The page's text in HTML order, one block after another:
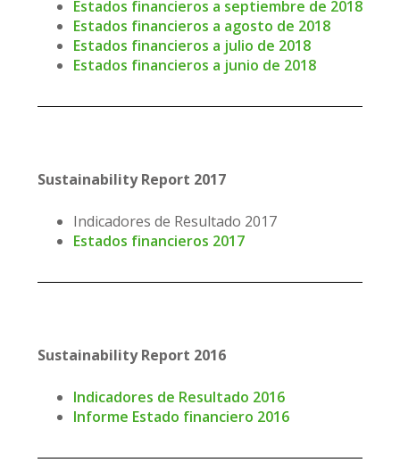
Estados financieros a septiembre de 2018
Estados financieros a agosto de 2018
Estados financieros a julio de 2018
Estados financieros a junio de 2018
Sustainability Report 2017
Indicadores de Resultado 2017
Estados financieros 2017
Sustainability Report 2016
Indicadores de Resultado 2016
Informe Estado financiero 2016